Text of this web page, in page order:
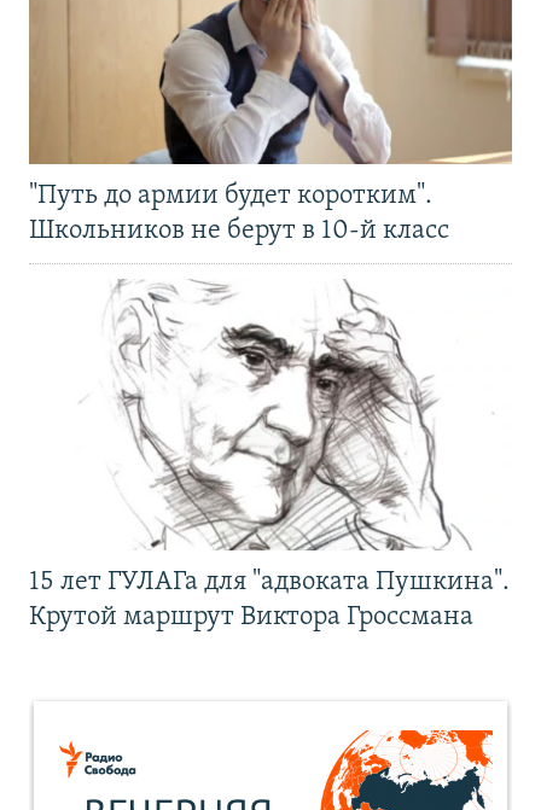
"Путь до армии будет коротким".
Школьников не берут в 10-й класс
15 лет ГУЛАГа для "адвоката Пушкина".
Крутой маршрут Виктора Гроссмана